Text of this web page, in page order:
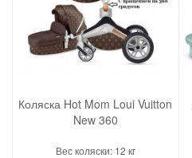
Коляска Hot Mom Loui Vuitton
New 360
Вес коляски: 12 кг